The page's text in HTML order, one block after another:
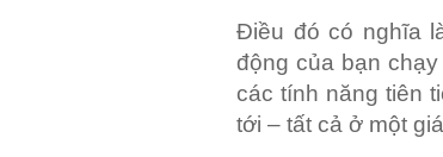
Điều đó có nghĩa
động của bạn
các tính năng tiên
tới – tất cả ở một